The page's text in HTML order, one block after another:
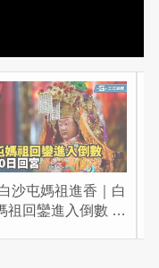
沙屯媽祖進香｜白
祖回鑾進入倒數 預